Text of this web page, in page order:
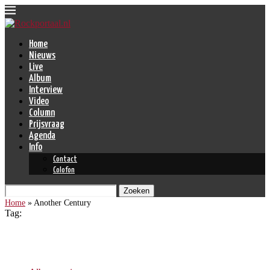
Home
Nieuws
Live
Album
Interview
Video
Column
Prijsvraag
Agenda
Info
Contact
Colofon
Zoeken
Home » Another Century
Tag: